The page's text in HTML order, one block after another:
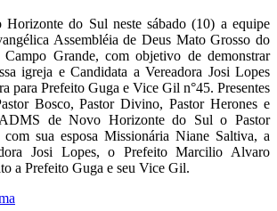
Horizonte do Sul neste sábado (10) a equipe
Assembléia de Deus Mato Grosso do
Grande, com objetivo de demonstrar
igreja e Candidata a Vereadora Josi Lopes
para Prefeito Guga e Vice Gil n°45. Presentes
Bosco, Pastor Divino, Pastor Herones e
de Novo Horizonte do Sul o Pastor
com sua esposa Missionária Niane Saltiva, a
Josi Lopes, o Prefeito Marcilio Alvaro
a Prefeito Guga e seu Vice Gil.